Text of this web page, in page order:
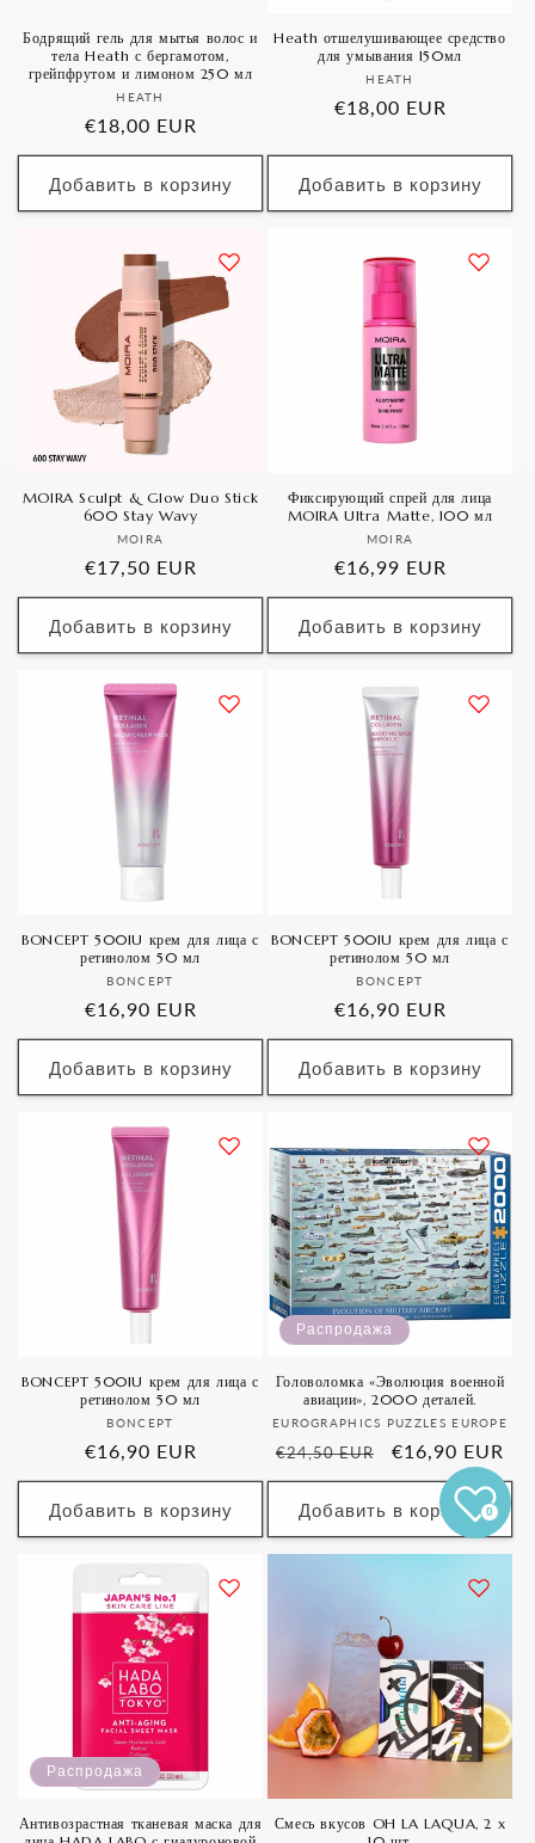
Бодрящий гель для мытья волос и
тела Heath с бергамотом,
грейпфрутом и лимоном 250 мл
Продавец:
HEATH
Обычная
цена
€18,00 EUR
Добавить в корзину
Heath отшелушивающее средство
для умывания 150мл
Продавец:
HEATH
Обычная
€18,00 EUR
Добавить в корзину
MOIRA Sculpt & Glow Duo Stick
600 Stay Wavy
Продавец:
MOIRA
Обычная
цена
€17,50 EUR
Добавить в корзину
Фиксирующий спрей для лица
MOIRA Ultra Matte, 100 мл
Продавец:
MOIRA
Обычная
цена
€16,99 EUR
Добавить в корзину
BONCEPT 500IU крем для лица с
ретинолом 50 мл
Продавец:
BONCEPT
Обычная
цена
€16,90 EUR
Добавить в корзину
BONCEPT 500IU крем для лица с
ретинолом 50 мл
Продавец:
BONCEPT
Обычная
цена
€16,90 EUR
Добавить в корзину
BONCEPT 500IU крем для лица с
ретинолом 50 мл
Продавец:
BONCEPT
Обычная
цена
€16,90 EUR
Добавить в корзину
Распродажа
Головоломка «Эволюция военной
авиации», 2000 деталей.
Продавец:
EUROGRAPHICS PUZZLES EUROPE
Обычная
цена
€24,50 EUR
Цена
со
скидкой
€16,90 EUR
Добавить в корзину
Распродажа
Антивозрастная тканевая маска для
Смесь вкусов OH LA LAQUA, 2 x
0